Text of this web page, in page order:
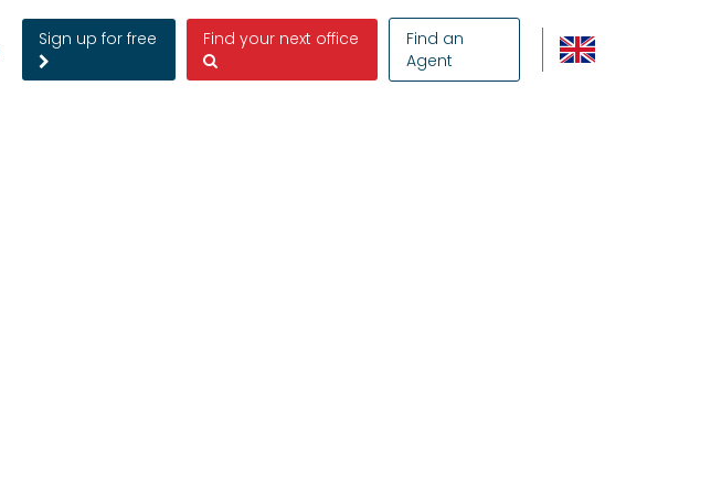
Sign up for free Find your next office
Find an
Agent